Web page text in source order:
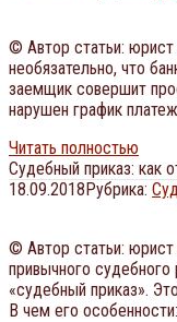
© Автор статьи:
необязательно, что
заемщик совершит
нарушен график
Читать полностью
Судебный приказ: как
18.09.2018Рубрика:
© Автор статьи:
привычного
«судебный приказ».
В чем его